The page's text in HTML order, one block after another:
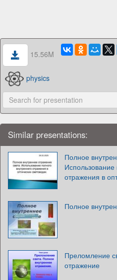
15.56M
physics
Similar presentations:
Полное
Использование
отражения в
Полное
Преломление
отражение